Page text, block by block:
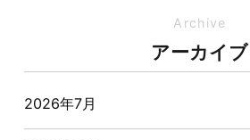
オーナー様からの質問
おすすめ物件
Archive
アーカイブ
2026年7月